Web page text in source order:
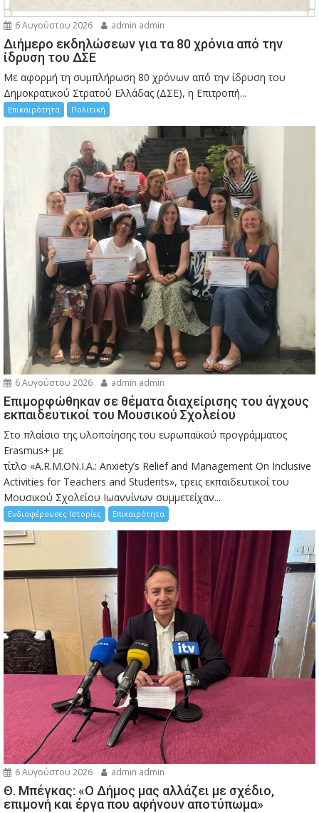
6 Αυγούστου 2026 admin admin
Διήμερο εκδηλώσεων για τα 80 χρόνια από την
ίδρυση του ΔΣΕ
Με αφορμή τη συμπλήρωση 80 χρόνων από την ίδρυση του
Δημοκρατικού Στρατού Ελλάδας (ΔΣΕ), η Επιτροπή...
Επικαιρότητα Πολιτική
6 Αυγούστου 2026 admin admin
Eπιμορφώθηκαν σε θέματα διαχείρισης του άγχους
εκπαιδευτικοί του Μουσικού Σχολείου
Στο πλαίσιο της υλοποίησης του ευρωπαϊκού προγράμματος
Erasmus+ με
τίτλο «A.R.M.ON.I.A.: Anxiety’s Relief and Management On Inclusive
Activities for Teachers and Students», τρεις εκπαιδευτικοί του
Μουσικού Σχολείου Ιωαννίνων συμμετείχαν...
Ενδιαφέρουσες Ιστορίες Επικαιρότητα
6 Αυγούστου 2026 admin admin
Θ. Μπέγκας: «Ο Δήμος μας αλλάζει με σχέδιο,
επιμονή και έργα που αφήνουν αποτύπωμα»